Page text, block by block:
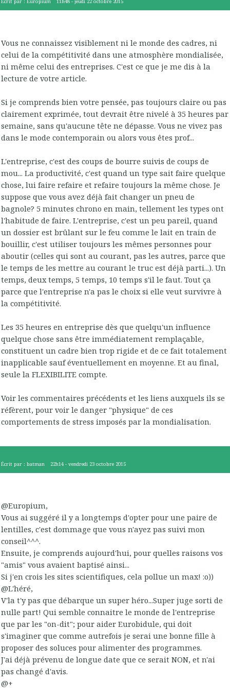
Écrit par : Europium 11h48 -jeudi 22 octobre 2015
Vous ne connaissez visiblement ni le monde des cadres, ni
celui de la compétitivité dans une atmosphère mondialisée,
ni même celui des entreprises. C'est ce que je me dis à la
lecture de votre article.
Si je comprends bien votre pensée, pas toujours claire ou pas
clairement exprimée, tout devrait être nivelé à 35 heures par
semaine, sans qu'aucune tête ne dépasse. Vous ne vivez pas
dans le mode contemporain ou alors vous êtes prof...
L'entreprise, c'est des coups de bourre suivis de coups de
mou... La productivité, c'est quand un type sait faire quelque
chose, lui faire refaire et refaire toujours la même chose. Je
suppose que vous avez déjà fait changer un pneu de
bagnole? 5 minutes chrono en main, tellement les types ont
l'habitude de faire. L'entreprise, c'est un peu pareil, quand
un dossier est brûlant sur le feu comme le lait en train de
bouillir, c'est utiliser toujours les mêmes personnes pour
aboutir (celles qui sont au courant, pas les autres, parce que
le temps de les mettre au courant le truc est déjà parti...). Un
temps, deux temps, 5 temps, 10 temps s'il le faut. Tout ça
parce que l'entreprise n'a pas le choix si elle veut survivre à
la compétitivité.
Les 35 heures en entreprise dès que quelqu'un influence
quelque chose sans être immédiatement remplaçable,
constituent un cadre bien trop rigide et de ce fait totalement
inapplicable sauf éventuellement en moyenne. Et au final,
seule la FLEXIBILITE compte.
Voir les commentaires précédents et les liens auxquels ils se
réfèrent, pour voir le danger "physique" de ces
comportements de stress imposés par la mondialisation.
Écrit par : batman 22h14 -vendredi 23 octobre 2015
@Europium,
Vous ai suggéré il y a longtemps d'opter pour une paire de
lentilles, c'est dommage que vous n'ayez pas suivi mon
conseil^^^.
Ensuite, je comprends aujourd'hui, pour quelles raisons vos
"amis" vous avaient baptisé ainsi...
Si j'en crois les sites scientifiques, cela pollue un max! :o))
@L'héré,
V'la t'y pas que débarque un super héro...Super juge sorti de
nulle part! Qui semble connaitre le monde de l'entreprise
que par les "on-dit"; pour aider Eurobidule, qui doit
s'imaginer que comme autrefois je serai une bonne fille à
proposer des soluces pour alimenter des programmes.
J'ai déjà prévenu de longue date que ce serait NON, et n'ai
pas changé d'avis.
@+